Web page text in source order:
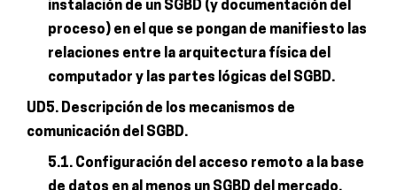
instalación de un SGBD (y documentación del
proceso) en el que se pongan de manifiesto las
relaciones entre la arquitectura física del
computador y las partes lógicas del SGBD.
UD5. Descripción de los mecanismos de
comunicación del SGBD.
5.1. Configuración del acceso remoto a la base